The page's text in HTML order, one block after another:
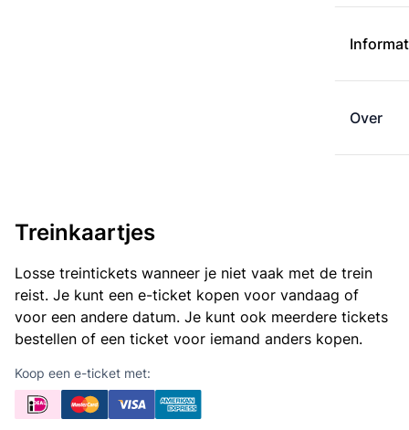
Over
Treinkaartjes
Losse treintickets wanneer je niet vaak met de trein
reist. Je kunt een e-ticket kopen voor vandaag of
voor een andere datum. Je kunt ook meerdere tickets
bestellen of een ticket voor iemand anders kopen.
Koop een e-ticket met: